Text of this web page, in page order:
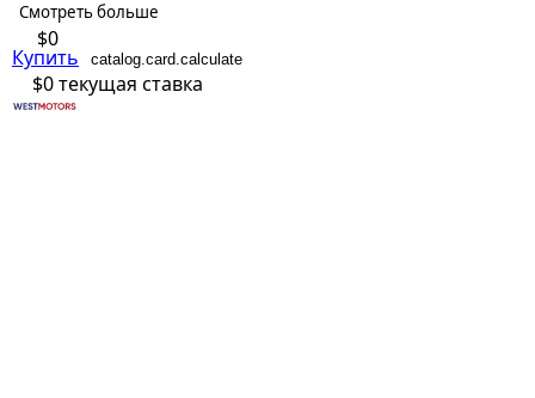
Смотреть больше
$0
Купить catalog.card.calculate
$0текущая ставка